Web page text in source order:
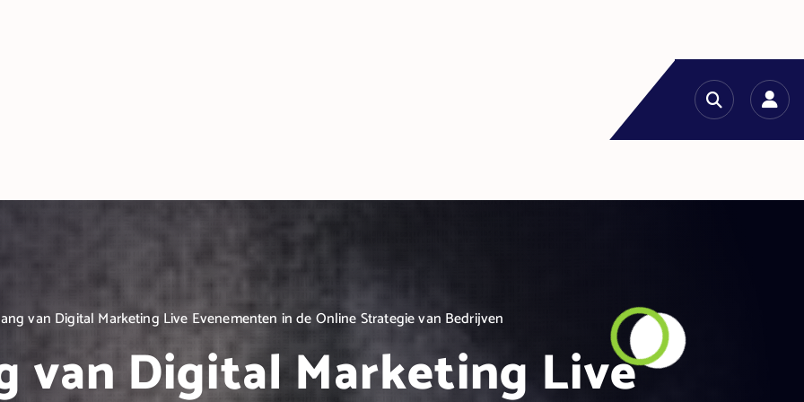
van Digital Marketing Live Evenementen in de Online Strategie van Bedrijven
van Digital Marketing Live